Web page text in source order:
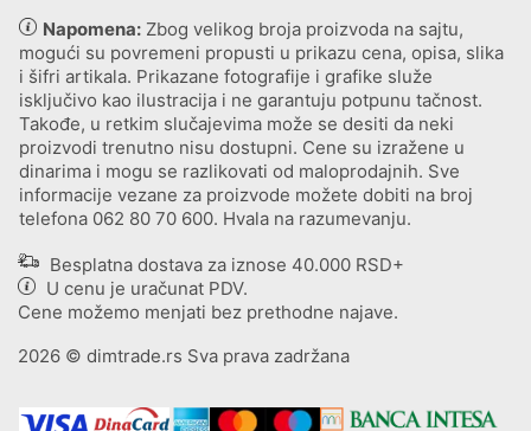
Napomena: Zbog velikog broja proizvoda na sajtu,
mogući su povremeni propusti u prikazu cena, opisa, slika
i šifri artikala. Prikazane fotografije i grafike služe
isključivo kao ilustracija i ne garantuju potpunu tačnost.
Takođe, u retkim slučajevima može se desiti da neki
proizvodi trenutno nisu dostupni. Cene su izražene u
dinarima i mogu se razlikovati od maloprodajnih. Sve
informacije vezane za proizvode možete dobiti na broj
telefona 062 80 70 600. Hvala na razumevanju.
Besplatna dostava za iznose 40.000 RSD+
U cenu je uračunat PDV.
Cene možemo menjati bez prethodne najave.
2026 © dimtrade.rs Sva prava zadržana